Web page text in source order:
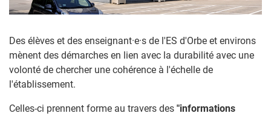
Des élèves et des enseignant·e·s de l'ES d'Orbe et environs
mènent des démarches en lien avec la durabilité avec une
volonté de chercher une cohérence à l'échelle de
l'établissement.
Celles-ci prennent forme au travers des "informations